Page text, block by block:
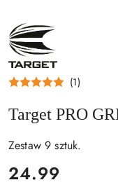
NAZWA
PRODUCENTA:
TARGET
(1)
Target PRO
Zestaw 9 sztuk.
cena:
24.99